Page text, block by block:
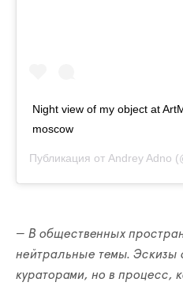
Night view of my object at
moscow
Публикация от Andrey Adno
— В общественных
нейтральные темы. Эскизы
кураторами, но в процесс,